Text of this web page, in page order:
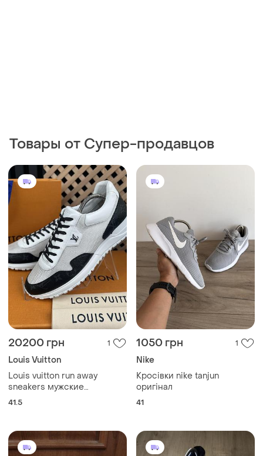
Товары от Супер-продавцов
20200 грн 1
Louis Vuitton
Louis vuitton run away
sneakers мужские
кроссовки оригинал 41.5
41.5
1050 грн 1
Nike
Кросівки nike tanjun
оригінал
41